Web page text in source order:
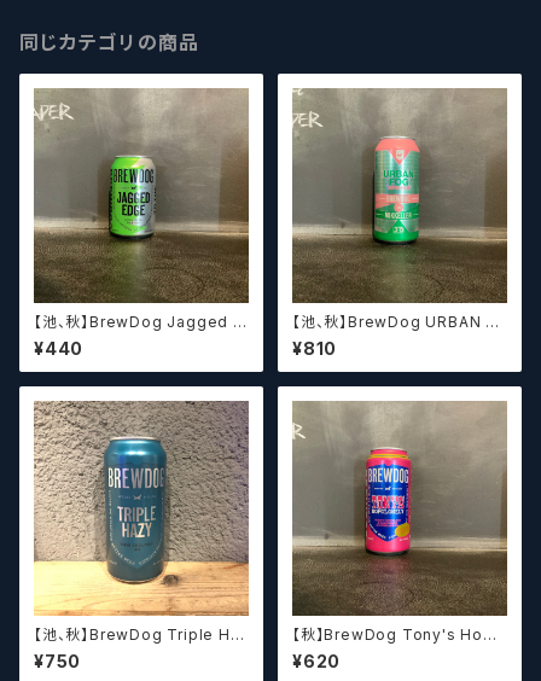
同じカテゴリの商品
【池、秋】BrewDog Jagged E
dge Spiky IPA ブリュードッグ
ジャギッドエッジ スパイキー IP
A
¥440
【池、秋】BrewDog URBAN F
OG / ブリュードッグ アーバンフ
ォグ
¥810
【池、秋】BrewDog Triple Ha
zy ブリュードッグ トリプル ヘイ
ジー
¥750
【秋】BrewDog Tony's Hopo
lonely ブリュードッグ トニーズ
ホッポロンリー
¥620